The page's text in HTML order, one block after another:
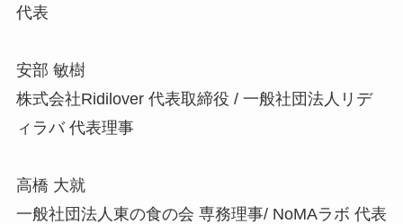
代表
安部 敏樹
株式会社Ridilover 代表取締役 / 一般社団法人リデ
ィラバ 代表理事
高橋 大就
一般社団法人東の食の会 専務理事/ NoMAラボ 代表